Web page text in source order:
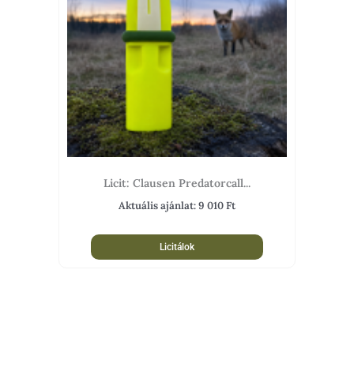
Licit: Clausen Predatorcall...
Aktuális ajánlat:9 010Ft
Licitálok